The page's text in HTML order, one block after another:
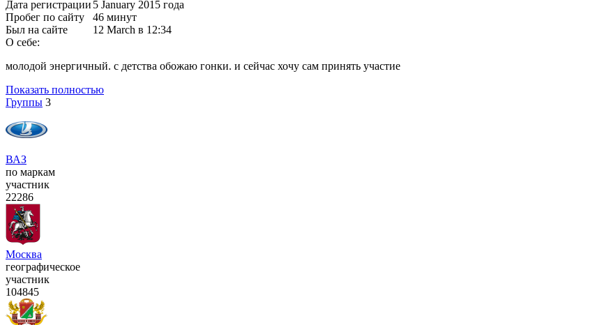
Дата регистрации 5 January 2015 года
Пробег по сайту
46 минут
Был на сайте
12 March в 12:34
О себе:
молодой энергичный. с детства обожаю гонки. и сейчас хочу сам принять участие
Показать полностью
Группы 3
ВАЗ
по маркам
участник
22286
Москва
географическое
участник
104845